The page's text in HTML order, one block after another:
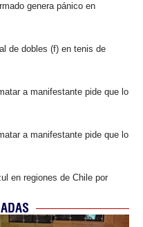
genera pánico en
de dobles (f) en tenis de
a manifestante pide que lo
a manifestante pide que lo
en regiones de Chile por